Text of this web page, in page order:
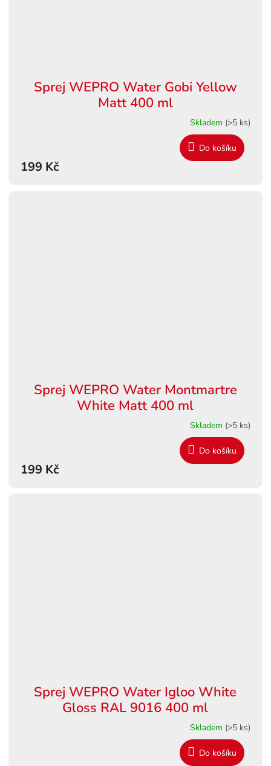
Sprej WEPRO Water Gobi Yellow
Matt 400 ml
Skladem (>5 ks)
199 Kč
Do košíku
Sprej WEPRO Water Montmartre
White Matt 400 ml
Skladem (>5 ks)
199 Kč
Do košíku
Sprej WEPRO Water Igloo White
Gloss RAL 9016 400 ml
Skladem (>5 ks)
Do košíku